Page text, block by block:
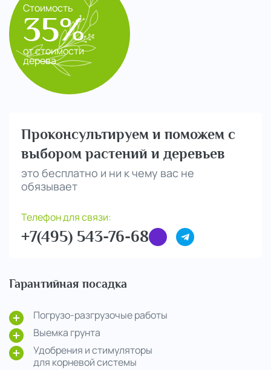
Стоимость
35%
от стоимости
дерева
Проконсультируем и поможем с
выбором растений и деревьев
это бесплатно и ни к чему вас не
обязывает
Телефон для связи:
+7(495) 543-76-68
Гарантийная посадка
Погрузо-разгрузочые работы
Выемка грунта
Удобрения и стимуляторы
для корневой системы